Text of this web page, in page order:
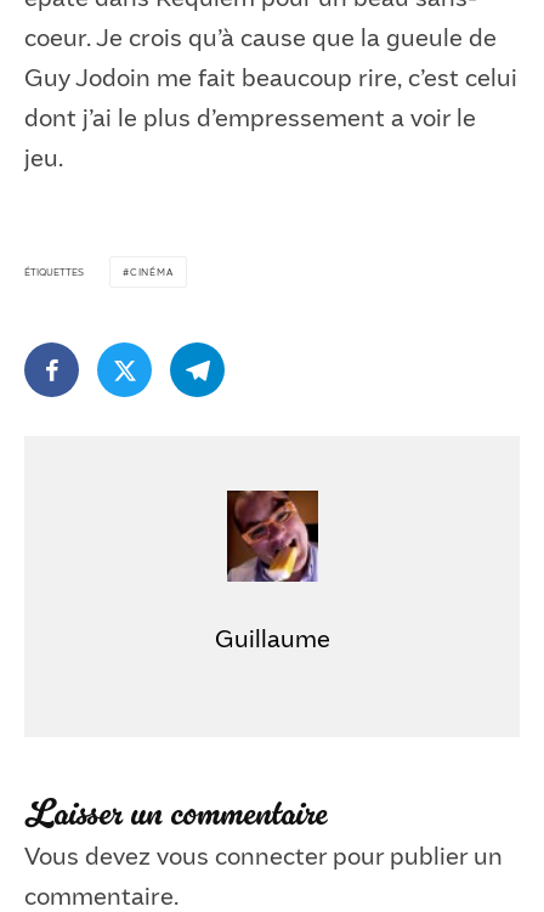
coeur. Je crois qu’à cause que la gueule de
Guy Jodoin me fait beaucoup rire, c’est celui
dont j’ai le plus d’empressement a voir le
jeu.
ÉTIQUETTES CINÉMA
Guillaume
Laisser un commentaire
Vous devez vous connecterpour publier un
commentaire.